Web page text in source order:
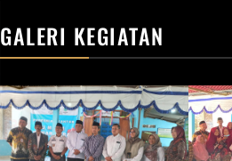
GALERI KEGIATAN